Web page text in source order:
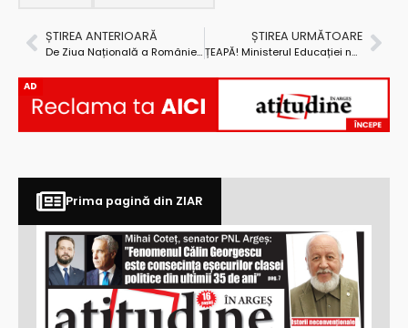
ȘTIREA ANTERIOARĂ
De Ziua Națională a României, deputatul Adrian Miuțescu – cu ochii la camera foto și cu mâna la corazon
ȘTIREA URMĂTOARE
ȚEAPĂ! Ministerul Educației nu primește nici în 2023, 6% din PIB
AD
Prima pagină din ZIAR